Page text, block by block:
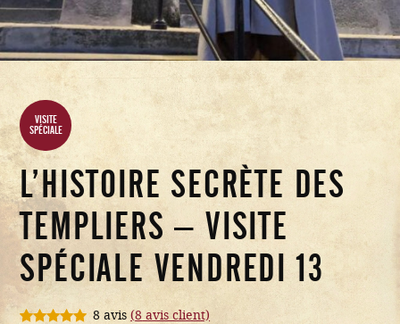
VISITE
SPÉCIALE
L’HISTOIRE SECRÈTE DES
TEMPLIERS – VISITE
SPÉCIALE VENDREDI 13
8 avis (8 avis client)